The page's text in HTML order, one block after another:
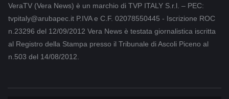
VeraTV (Vera News) è un marchio di TVP ITALY S.r.l. – PEC:
tvpitaly@arubapec.it P.IVA e C.F. 02078550445 - Iscrizione ROC
n.23296 del 12/09/2012 Vera News è testata giornalistica iscritta
al Registro della Stampa presso il Tribunale di Ascoli Piceno al
n.503 del 14/08/2012.